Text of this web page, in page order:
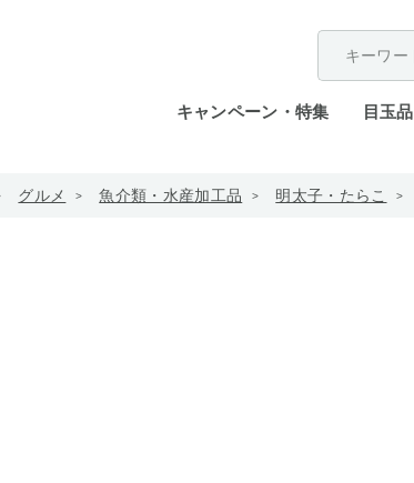
キャンペーン・特集 目玉品
グルメ 魚介類・水産加工品 明太子・たらこ